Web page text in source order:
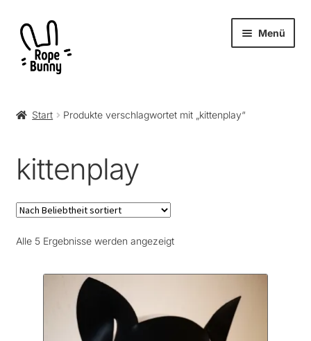
Zur
Navigation
springen
Zum
Inhalt
springen
Menü
Museum
Journal
Archiv
Start Produkte verschlagwortet mit „kittenplay“
kittenplay
Alle 5 Ergebnisse werden angezeigtNach